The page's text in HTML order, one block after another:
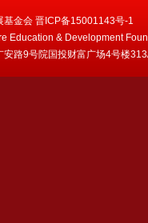
基金会 晋ICP备15001143号-1
Education & Development
安路9号院国投财富广场4号楼